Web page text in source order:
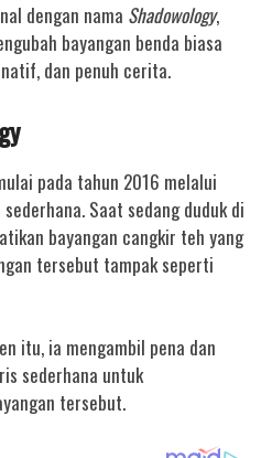
dengan nama Shadowology,
bayangan benda biasa
dan penuh cerita.
pada tahun 2016 melalui
Saat sedang duduk di
bayangan cangkir teh yang
tersebut tampak seperti
itu, ia mengambil pena dan
sederhana untuk
tersebut.